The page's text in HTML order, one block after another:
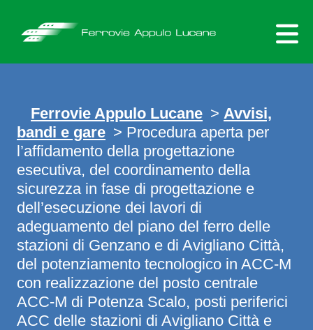
content
Ferrovie Appulo Lucane > Avvisi,
bandi e gare > Procedura aperta per
l’affidamento della progettazione
esecutiva, del coordinamento della
sicurezza in fase di progettazione e
dell’esecuzione dei lavori di
adeguamento del piano del ferro delle
stazioni di Genzano e di Avigliano Città,
del potenziamento tecnologico in ACC-M
con realizzazione del posto centrale
ACC-M di Potenza Scalo, posti periferici
ACC delle stazioni di Avigliano Città e